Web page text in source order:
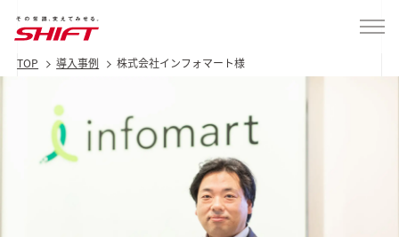
TOP 導入事例 株式会社インフォマート様